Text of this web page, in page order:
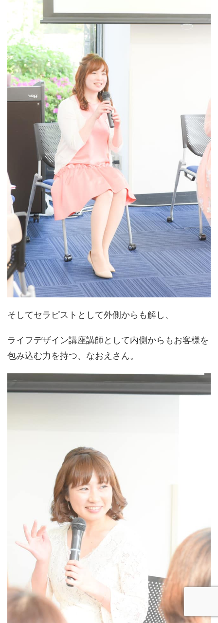
そしてセラピストとして外側からも解し、
ライフデザイン講座講師として内側からもお客様を
包み込む力を持つ、なおえさん。